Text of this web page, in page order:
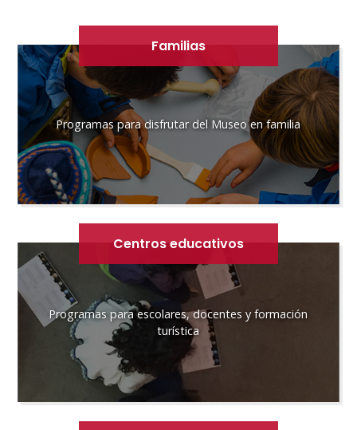
Familias
Programas para disfrutar del Museo en familia
Centros educativos
Programas para escolares, docentes y formación
turística